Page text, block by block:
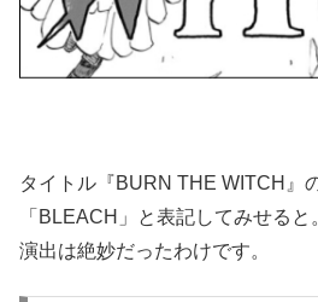
タイトル『BURN THE WITCH』
「BLEACH」と表記してみせる
演出は絶妙だったわけです。